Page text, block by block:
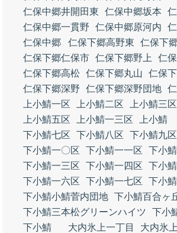
仁保中郷井開田東
仁保中郷坂本
仁保中郷一貫野
仁保中郷原河内
仁保中郷
仁保下郷高野東
仁保下
仁保下郷仁保市 仁保下郷野上
仁
仁保下郷高松 仁保下郷丸山
仁保
仁保下郷深野
仁保下郷深野団地
上小鯖一区
上小鯖二区 上小鯖三区
上小鯖五区
上小鯖一三区 上小鯖
下小鯖七区
下小鯖八区
下小鯖九区
下小鯖一〇区
下小鯖一一区
下小
下小鯖一三区
下小鯖一四区
下小
下小鯖一六区
下小鯖一七区
下小
下小鯖小鯖菅内団地 下小鯖百合ヶ
下小鯖三本松グリーンハイツ
下小
下小鯖
大内氷上一丁目
大内氷